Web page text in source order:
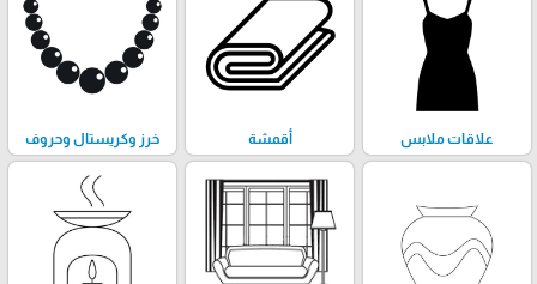
علاقات ملابس أقمشة خرز وكريستال وحروف